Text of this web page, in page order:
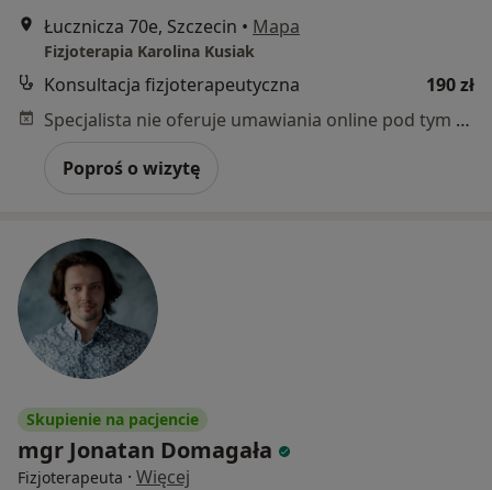
Łucznicza 70e, Szczecin • Mapa
Fizjoterapia Karolina Kusiak
Konsultacja fizjoterapeutyczna
190 zł
Specjalista nie oferuje umawiania online pod tym adresem.
Poproś o wizytę
Skupienie na pacjencie
mgr Jonatan Domagała
Fizjoterapeuta · Więcej